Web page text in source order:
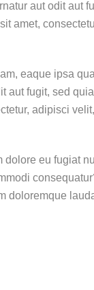
aut odit aut
amet,
eaque ipsa
aut fugit, sed
adipisci
eu fugiat
doloremque